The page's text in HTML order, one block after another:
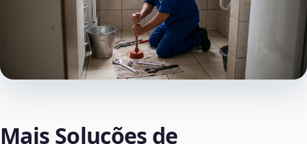
Mais Soluções de